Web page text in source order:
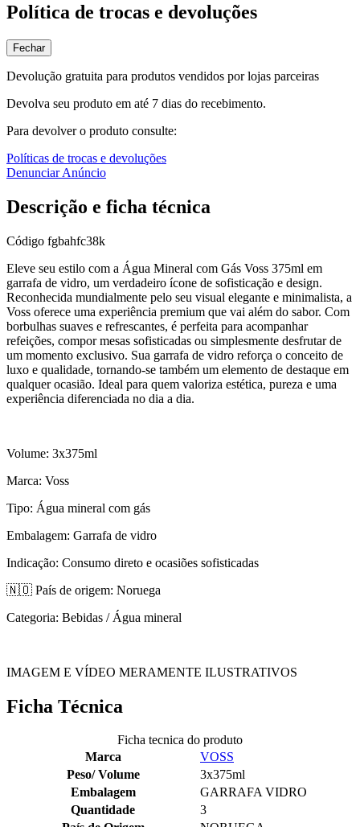
Política de trocas e devoluções
Fechar
Devolução gratuita para produtos vendidos por lojas parceiras
Devolva seu produto em até 7 dias do recebimento.
Para devolver o produto consulte:
Políticas de trocas e devoluções
Denunciar Anúncio
Descrição e ficha técnica
Código fgbahfc38k
Eleve seu estilo com a Água Mineral com Gás Voss 375ml em
garrafa de vidro, um verdadeiro ícone de sofisticação e design.
Reconhecida mundialmente pelo seu visual elegante e minimalista, a
Voss oferece uma experiência premium que vai além do sabor. Com
borbulhas suaves e refrescantes, é perfeita para acompanhar
refeições, compor mesas sofisticadas ou simplesmente desfrutar de
um momento exclusivo. Sua garrafa de vidro reforça o conceito de
luxo e qualidade, tornando-se também um elemento de destaque em
qualquer ocasião. Ideal para quem valoriza estética, pureza e uma
experiência diferenciada no dia a dia.
Volume: 3x375ml
Marca: Voss
Tipo: Água mineral com gás
Embalagem: Garrafa de vidro
Indicação: Consumo direto e ocasiões sofisticadas
🇳🇴 País de origem: Noruega
Categoria: Bebidas / Água mineral
IMAGEM E VÍDEO MERAMENTE ILUSTRATIVOS
Ficha Técnica
Ficha tecnica do produto
Marca
VOSS
Peso/ Volume
3x375ml
Embalagem
GARRAFA VIDRO
Quantidade
3